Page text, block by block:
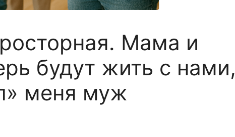
Мама и
будут жить с нами,
меня муж